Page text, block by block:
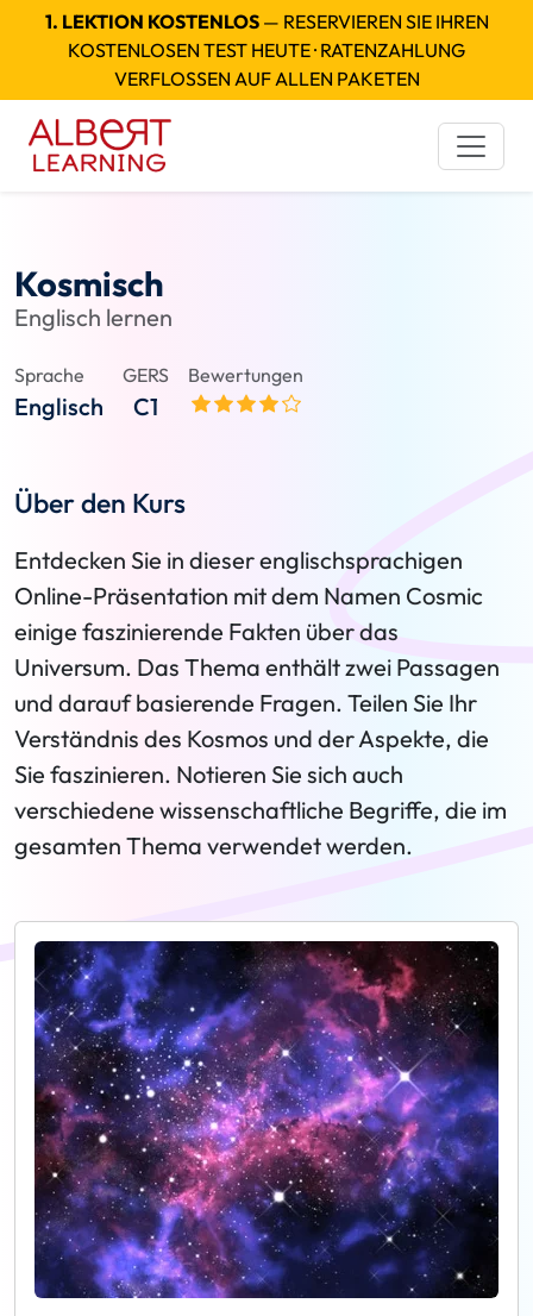
1. LEKTION KOSTENLOS— RESERVIEREN SIE IHREN
KOSTENLOSEN TEST HEUTE · RATENZAHLUNG
VERFLOSSEN AUF ALLEN PAKETEN
Kosmisch
Englisch lernen
Sprache
Englisch
GERS
C1
Bewertungen
Über den Kurs
Entdecken Sie in dieser englischsprachigen
Online-Präsentation mit dem Namen Cosmic
einige faszinierende Fakten über das
Universum. Das Thema enthält zwei Passagen
und darauf basierende Fragen. Teilen Sie Ihr
Verständnis des Kosmos und der Aspekte, die
Sie faszinieren. Notieren Sie sich auch
verschiedene wissenschaftliche Begriffe, die im
gesamten Thema verwendet werden.